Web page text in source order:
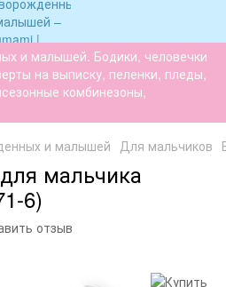
и малышей. Бодики, человечки
на выписку, пеленки, пледы,
комбинезоны,
и малышей Для мальчиков
мальчика
6)
отзыв